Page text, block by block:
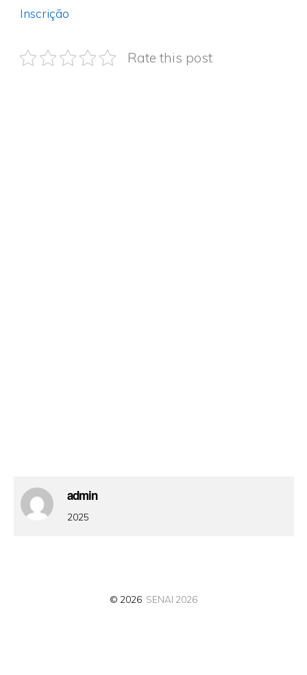
Inscrição
Rate this post
admin
2025
© 2026 SENAI 2026